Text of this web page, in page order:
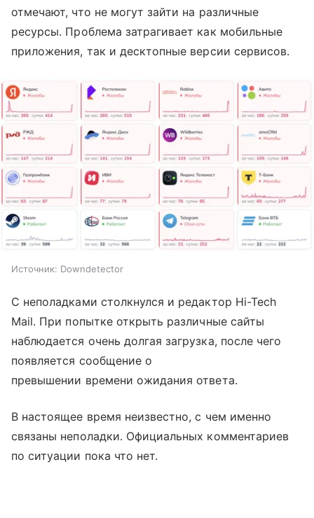
отмечают, что не могут зайти на различные
ресурсы. Проблема затрагивает как мобильные
приложения, так и десктопные версии сервисов.
Источник: Downdetector
С неполадками столкнулся и редактор Hi-Tech
Mail. При попытке открыть различные сайты
наблюдается очень долгая загрузка, после чего
появляется сообщение о
превышении времени ожидания ответа.
В настоящее время неизвестно, с чем именно
связаны неполадки. Официальных комментариев
по ситуации пока что нет.